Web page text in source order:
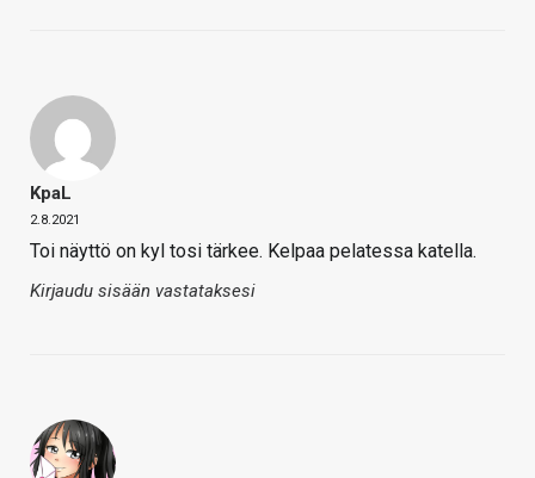
KpaL
2.8.2021
Toi näyttö on kyl tosi tärkee. Kelpaa pelatessa katella.
Kirjaudu sisään vastataksesi